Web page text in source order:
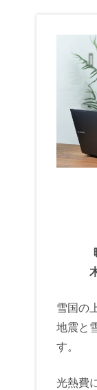
雪国の
地震と
す。
光熱費